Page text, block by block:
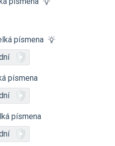
písmena
písmena
písmena